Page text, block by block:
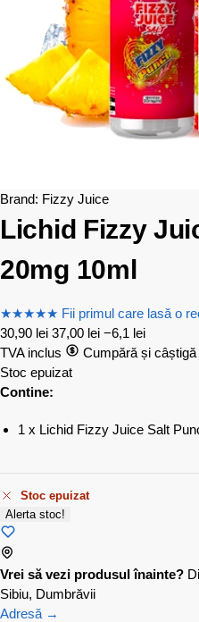
Brand: Fizzy Juice
Lichid Fizzy
20mg 10ml
★★★★★ Fii primul care lasă o
30,90 lei 37,00 lei −6,1 lei
TVA inclus
Cumpără și câștigă
Stoc epuizat
Contine:
1 x Lichid Fizzy Juice Salt
Stoc epuizat
Alerta stoc!
Vrei să vezi produsul înainte?
Sibiu, Dumbrăvii
Adresă →